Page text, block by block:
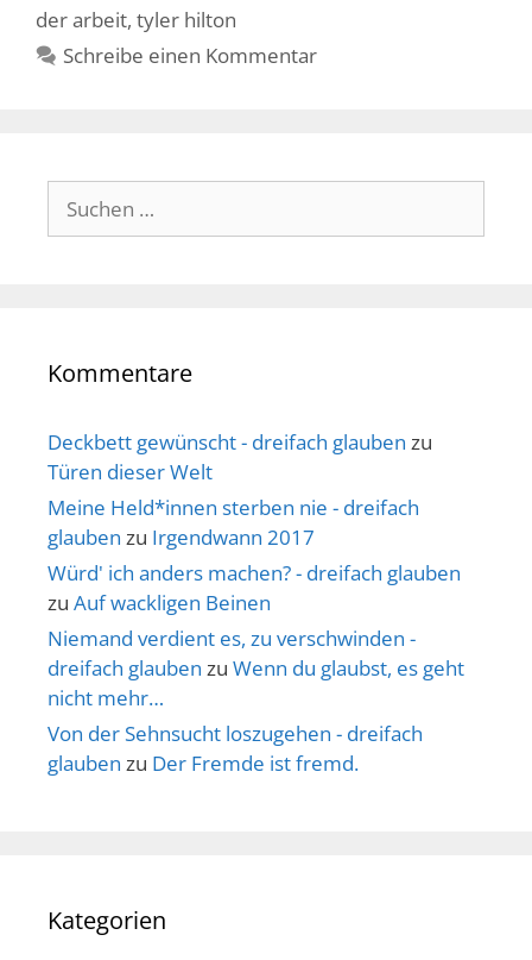
der arbeit, tyler hilton
Schreibe einen Kommentar
Suche
nach:
Kommentare
Deckbett gewünscht - dreifach glauben zu
Türen dieser Welt
Meine Held*innen sterben nie - dreifach
glauben zu Irgendwann 2017
Würd' ich anders machen? - dreifach glauben
zu Auf wackligen Beinen
Niemand verdient es, zu verschwinden -
dreifach glauben zu Wenn du glaubst, es geht
nicht mehr…
Von der Sehnsucht loszugehen - dreifach
glauben zu Der Fremde ist fremd.
Kategorien